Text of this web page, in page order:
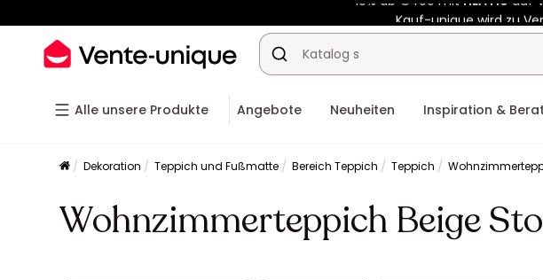
Kauf-unique wird zu
-10% ab €400 mitHEAT10auf
Alle unsere Produkte Angebote Neuheiten Inspiration &
Dekoration Teppich und Fußmatte Bereich Teppich Teppich
Wohnzimmerteppich Beige